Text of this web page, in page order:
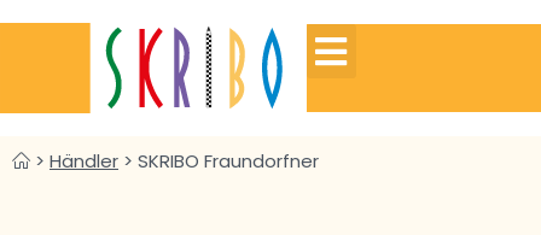
> Händler > SKRIBO Fraundorfner